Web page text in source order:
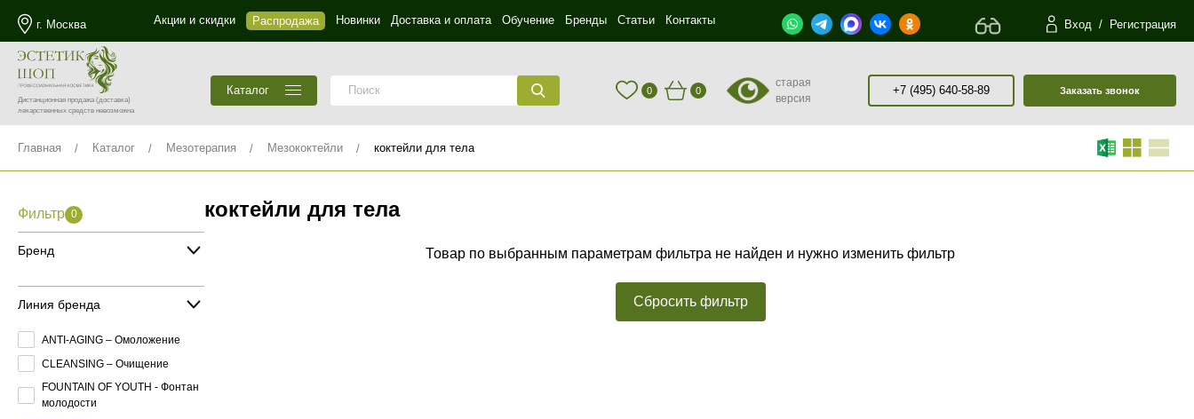
г. Москва Акции и скидки Распродажа Новинки Доставка и оплата Обучение Бренды Статьи Контакты Вход / Регистрация
Дистанционная продажа(доставка)
лекарственных средств невозможна
Каталог 0 0
старая
версия
+7 (495) 640-58-89 Заказать звонок
Главная Каталог Мезотерапия Мезококтейли коктейли для тела
Фильтр 0
Бренд
Линия бренда
ANTI-AGING – Омоложение
CLEANSING – Очищение
FOUNTAIN OF YOUTH - Фонтан
молодости
коктейли для тела
Товар по выбранным параметрам фильтра не найден и нужно изменить фильтр
Сбросить фильтр